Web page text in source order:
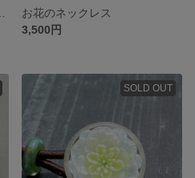
お花のネックレス
3,500円
SOLD OUT